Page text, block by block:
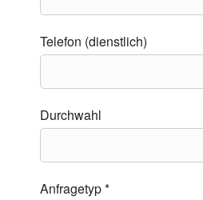
Telefon (dienstlich)
Durchwahl
Anfragetyp *